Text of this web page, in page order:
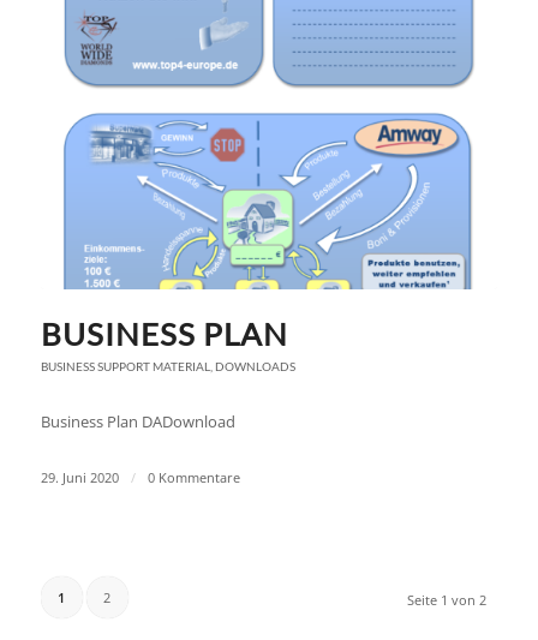
BUSINESS PLAN
BUSINESS SUPPORT MATERIAL DOWNLOADS
Business Plan DADownload
29. Juni 2020 / 0 Kommentare
Seite 1 von 2
1 2